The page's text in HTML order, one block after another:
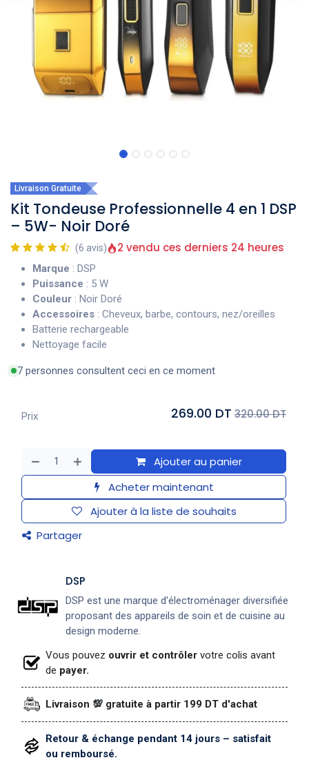
Livraison Gratuite
Kit Tondeuse Professionnelle 4 en 1 DSP
– 5W- Noir Doré
(6 avis) 2 vendu ces derniers 24 heures
Marque : DSP
Puissance : 5 W
Couleur : Noir Doré
Accessoires : Cheveux, barbe, contours, nez/oreilles
Batterie rechargeable
Nettoyage facile
7 personnes consultent ceci en ce moment
Ajouter au panier
Acheter maintenant
Ajouter à la liste de souhaits
Partager
Prix 269.00 DT 320.00 DT
DSP
DSP est une marque d'électroménager diversifiée
proposant des appareils de soin et de cuisine au
design moderne.
Vous pouvez ouvrir et contrôler votre colis avant
de payer.
Livraison 💯 gratuite à partir 199 DT d'achat
Retour & échange pendant 14 jours – satisfait
ou remboursé.